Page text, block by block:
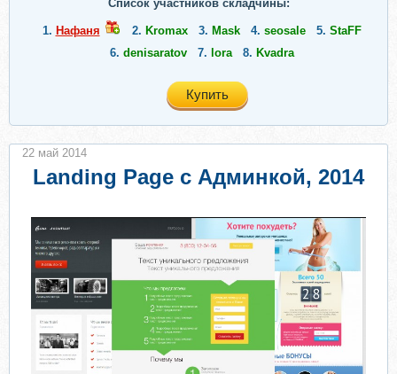
Список участников складчины:
1. Нафаня 2. Kromax 3. Mask 4. seosale 5. StaFF
6. denisaratov 7. lora 8. Kvadra
Купить
Landing Page с Админкой, 2014
22 май 2014